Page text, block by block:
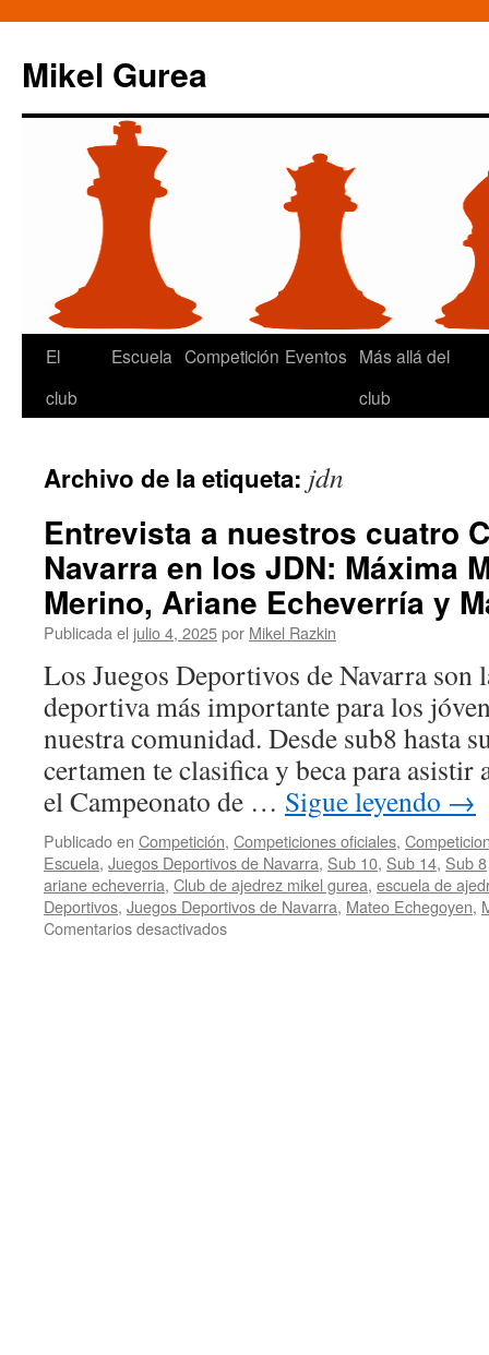
Mikel Gurea
Saltar
El
club
Escuela Competición Eventos Más allá del
club
Archivo de la etiqueta: jdn
Entrevista a nuestros cuatro
Navarra en los JDN: Máxima
Merino, Ariane Echeverría y
Publicada el julio 4, 2025por Mikel Razkin
Los Juegos Deportivos de Navarra son
deportiva más importante para los
nuestra comunidad. Desde sub8 hasta
certamen te clasifica y beca para asistir
el Campeonato de … Sigue leyendo →
Publicado en Competición, Competiciones oficiales,
Escuela, Juegos Deportivos de Navarra, Sub 10, Sub 14, Sub 8
ariane echeverria, Club de ajedrez mikel gurea, escuela de
Deportivos, Juegos Deportivos de Navarra, Mateo Echegoyen,
Comentarios desactivadosen